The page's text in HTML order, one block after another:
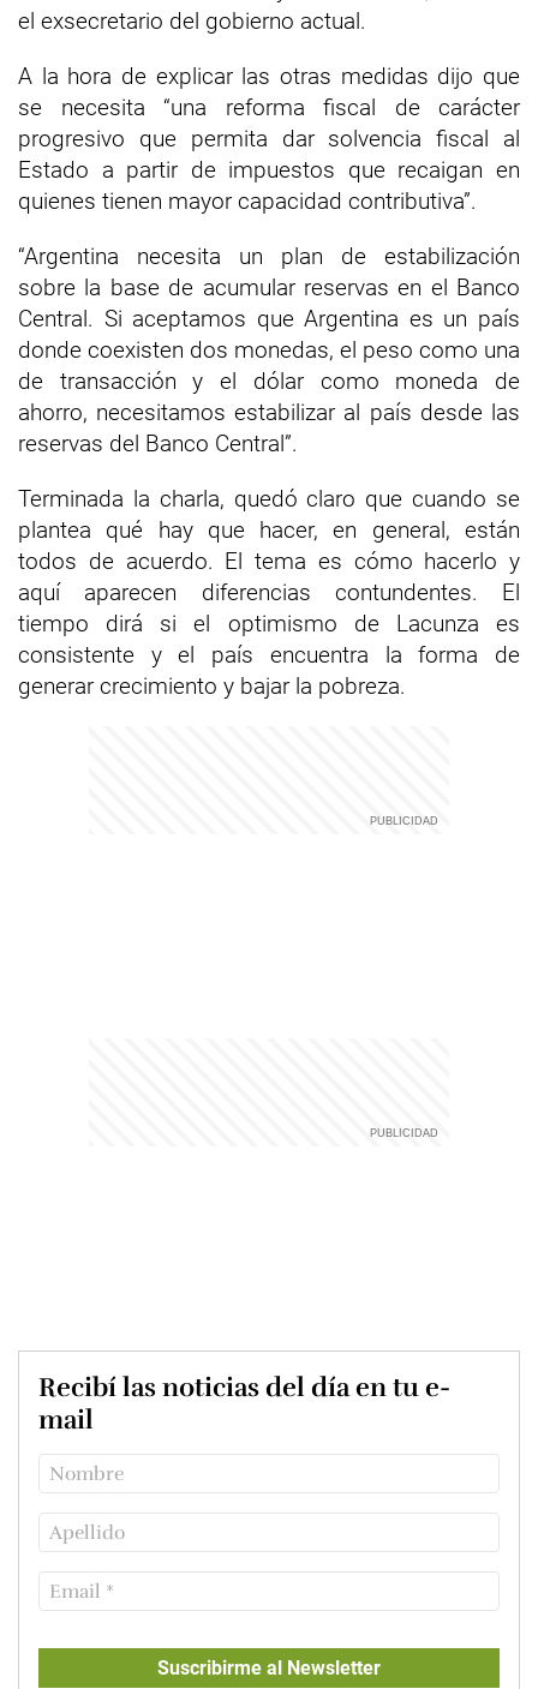
el exsecretario del gobierno actual.
A la hora de explicar las otras medidas dijo que
se necesita “una reforma fiscal de carácter
progresivo que permita dar solvencia fiscal al
Estado a partir de impuestos que recaigan en
quienes tienen mayor capacidad contributiva”.
“Argentina necesita un plan de estabilización
sobre la base de acumular reservas en el Banco
Central. Si aceptamos que Argentina es un país
donde coexisten dos monedas, el peso como una
de transacción y el dólar como moneda de
ahorro, necesitamos estabilizar al país desde las
reservas del Banco Central”.
Terminada la charla, quedó claro que cuando se
plantea qué hay que hacer, en general, están
todos de acuerdo. El tema es cómo hacerlo y
aquí aparecen diferencias contundentes. El
tiempo dirá si el optimismo de Lacunza es
consistente y el país encuentra la forma de
generar crecimiento y bajar la pobreza.
Recibí las noticias del día en tu e-
mail
Suscribirme al Newsletter